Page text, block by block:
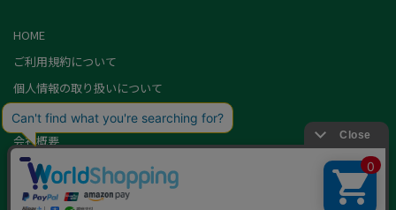
HOME
ご利用規約について
個人情報の取り扱いについて
特定商取引に基づく表記
会社概要
カード会員（情報変更/ポイント照会）
お問い合わせ